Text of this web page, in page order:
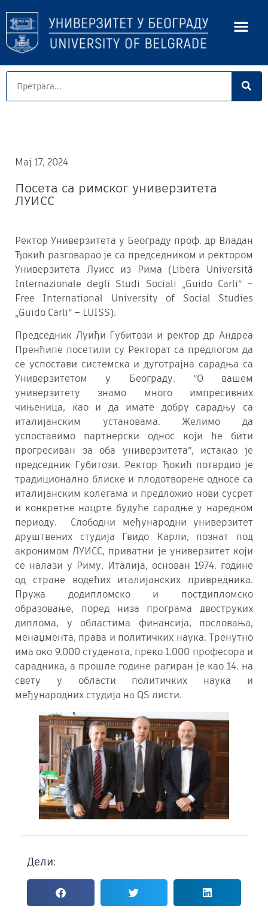
Мај 17, 2024
Посета са римског универзитета
ЛУИСС
Ректор Универзитета у Београду проф. др Владан
Ђокић разговарао је са председником и ректором
Универзитета Луисс из Рима (Libera Università
Internazionale degli Studi Sociali „Guido Carli” –
Free International University of Social Studies
„Guido Carli” – LUISS).
Председник Луиђи Губитози и ректор др Андреа
Пренћипе посетили су Ректорат са предлогoм да
се успостави системска и дуготрајна сарадња са
Универзитетом у Београду. ”О вашем
универзитету знамо много импресивних
чињеница, као и да имате добру сарадњу са
италијанским установама. Желимо да
уcпоставимо партнерски однос који ће бити
прогресиван за оба универзитета”, истакао је
председник Губитози. Ректор Ђокић потврдио је
традиционално блиске и плодотворене односе са
италијанским колегама и предложио нови сусрет
и конкретне нацрте будуће сарадње у наредном
периоду. Слободни међународни универзитет
друштвених студија Гвидо Карли, познат под
акронимом ЛУИСС, приватни је универзитет који
се налази у Риму, Италија, основан 1974. године
од стране водећих италијанских привредника.
Пружа додипломско и постдипломско
образовање, поред низа програма двоструких
диплома, у областима финансија, пословања,
менаџмента, права и политичких наука. Тренутно
има око 9.000 студената, преко 1.000 професора и
сарадника, а прошле године рагиран је као 14. на
свету у области политичких наука и
међународних студија на QS листи.
Дели: